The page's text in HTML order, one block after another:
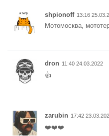
shpionoff 13:16
Мотомосква,
dron 11:40 24.03.2022
👍
zarubin 17:42
❤️❤️❤️